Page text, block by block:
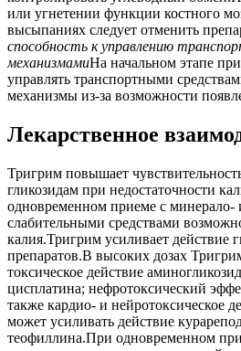
или угнетении функции костного
высыпаниях следует отменить
способность к управлению
механизмамиНа начальном этапе
управлять транспортными
механизмы из-за возможности
Лекарственное
Тригрим повышает
гликозидам при недостаточности
одновременном приеме с минерало-
слабительными средствами
калия.Тригрим усиливает действие
препаратов.В высоких дозах
токсическое действие
цисплатина; нефротоксический
также кардио- и нейротоксическое
может усиливать действие
теофиллина.При одновременном